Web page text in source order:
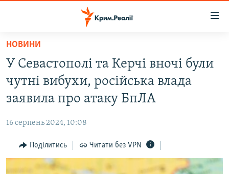
Перейти
основного
матеріалу
Перейти
до
основної
навігації
Перейти
до
пошуку
ВІДЕО ТА ФОТО
БЛОГИ
ПОГЛЯД
ІНТЕРВ'Ю
НОВИНИ
У Севастополі та Керчі вночі були
чутні вибухи, російська влада
заявила про атаку БпЛА
16 серпень 2024, 10:08
Поділитись Читати без VPN